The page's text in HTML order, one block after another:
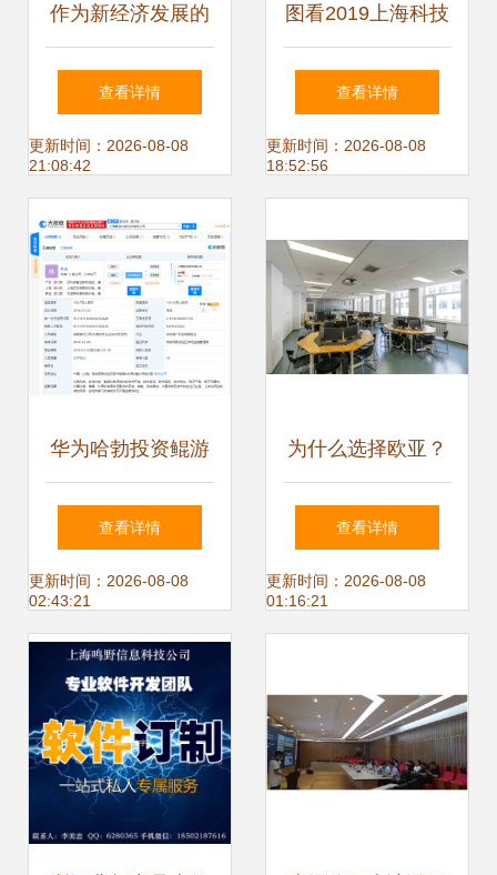
作为新经济发展的
腾讯和阿里,哪家公
司更值得投资
查看详情
更新时间：2026-08-08
21:08:42
图看2019上海科技
进步报告② | 强化
技术攻关，培育高
江软件开发的启示
查看详情
更新时间：2026-08-08
18:52:56
华为哈勃投资鲲游
光电，加速晶圆级
光芯片在浙江软件
开发中的应用
查看详情
更新时间：2026-08-08
02:43:21
为什么选择欧亚？
——五湖四海的声
音揭示浙江软件开
查看详情
更新时间：2026-08-08
01:16:21